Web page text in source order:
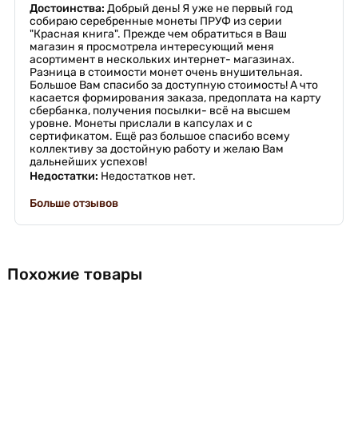
Достоинства: Добрый день! Я уже не первый год
собираю серебренные монеты ПРУФ из серии
"Красная книга". Прежде чем обратиться в Ваш
магазин я просмотрела интересующий меня
асортимент в нескольких интернет- магазинах.
Разница в стоимости монет очень внушительная.
Большое Вам спасибо за доступную стоимость! А что
касается формирования заказа, предоплата на карту
сбербанка, получения посылки- всё на высшем
уровне. Монеты прислали в капсулах и с
сертификатом. Ещё раз большое спасибо всему
коллективу за достойную работу и желаю Вам
дальнейших успехов!
Недостатки: Недостатков нет.
Больше отзывов
Похожие товары